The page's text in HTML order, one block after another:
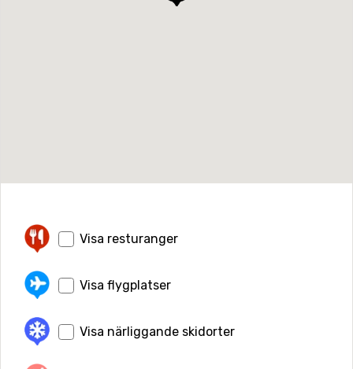
Visa resturanger
Visa flygplatser
Visa närliggande skidorter